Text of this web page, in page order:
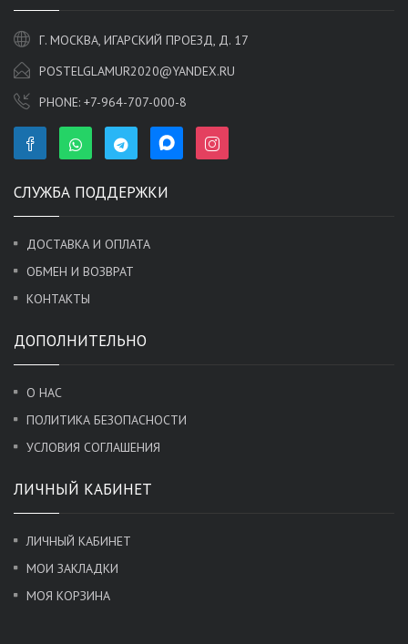
Г. МОСКВА, ИГАРСКИЙ ПРОЕЗД, Д. 17
POSTELGLAMUR2020@YANDEX.RU
PHONE: +7-964-707-000-8
СЛУЖБА ПОДДЕРЖКИ
ДОСТАВКА И ОПЛАТА
ОБМЕН И ВОЗВРАТ
КОНТАКТЫ
ДОПОЛНИТЕЛЬНО
О НАС
ПОЛИТИКА БЕЗОПАСНОСТИ
УСЛОВИЯ СОГЛАШЕНИЯ
ЛИЧНЫЙ КАБИНЕТ
ЛИЧНЫЙ КАБИНЕТ
МОИ ЗАКЛАДКИ
МОЯ КОРЗИНА